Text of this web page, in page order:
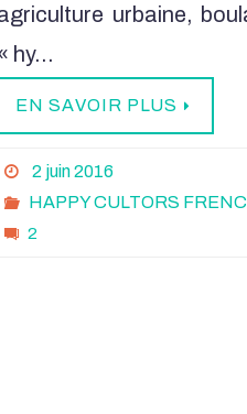
urbaine,
hy…
EN SAVOIR PLUS
2 juin 2016
HAPPY CULTORS
2